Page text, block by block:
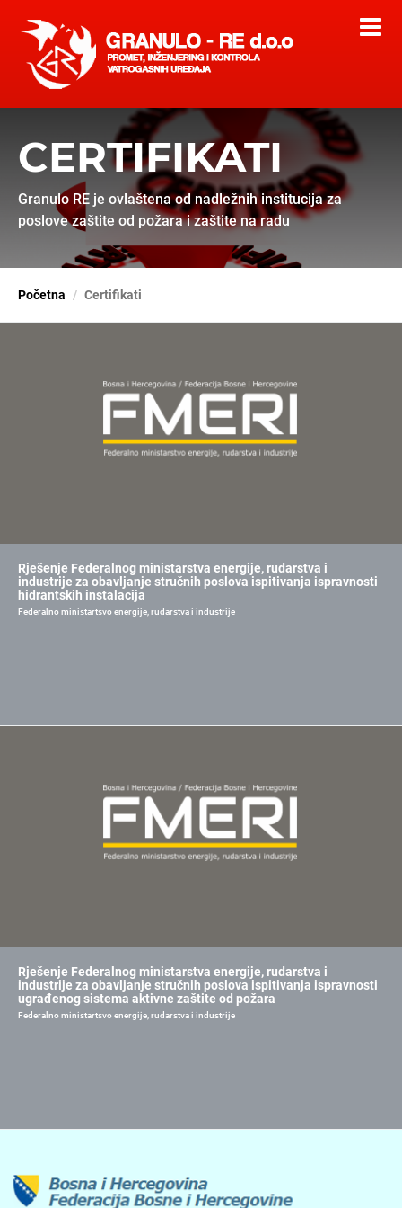
CERTIFIKATI
Granulo RE je ovlaštena od nadležnih institucija za
poslove zaštite od požara i zaštite na radu
Početna Certifikati
Rješenje Federalnog ministarstva energije, rudarstva i
industrije za obavljanje stručnih poslova ispitivanja ispravnosti
hidrantskih instalacija
Federalno ministartsvo energije, rudarstva i industrije
Rješenje Federalnog ministarstva energije, rudarstva i
industrije za obavljanje stručnih poslova ispitivanja ispravnosti
ugrađenog sistema aktivne zaštite od požara
Federalno ministartsvo energije, rudarstva i industrije